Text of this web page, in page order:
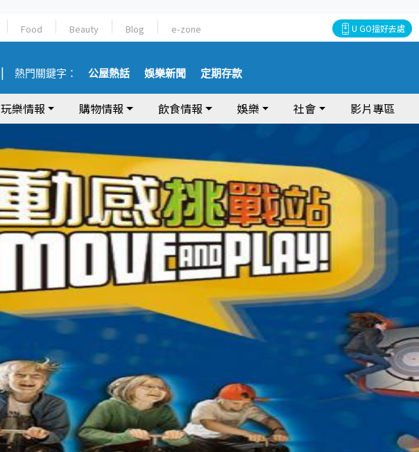
Food Beauty Blog e-zone U GO搵好去處
熱門關鍵字： 公屋熱話 娛樂新聞 定期存款
玩樂情報 購物情報 飲食情報 娛樂 社會 影片專區